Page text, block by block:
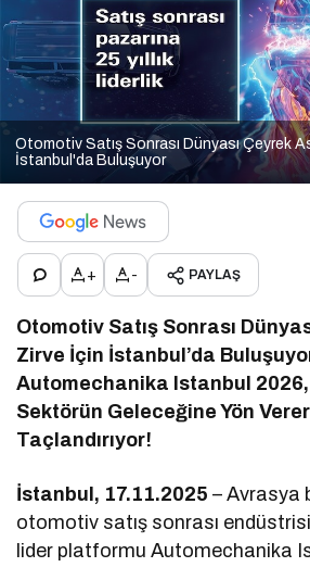
Otomotiv Satış Sonrası Dünyası Çeyrek
İstanbul'da Buluşuyor
+ - PAYLAŞ
Otomotiv Satış Sonrası
Zirve İçin İstanbul’da
Automechanika Istanbul 2026,
Sektörün Geleceğine Yön
Taçlandırıyor!
İstanbul, 17.11.2025 – Avrasya
otomotiv satış sonrası
lider platformu Automechanika